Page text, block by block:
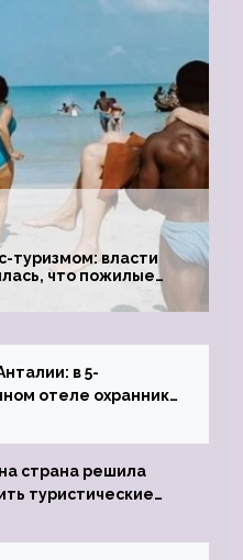
туризмом: власти
что пожилые
к ним, чтобы
любовниками
в 5-
отеле охранник
страна решила
туристические